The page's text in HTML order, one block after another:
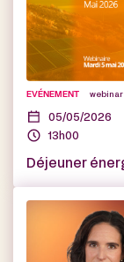
EVÉNEMENT webinar
05/05/2026
13h00
Déjeuner